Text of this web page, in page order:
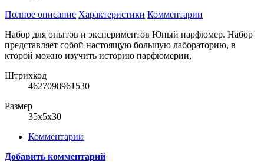
Полное описание Характеристики Комментарии
Набор для опытов и экспериментов Юный парфюмер. Набор
представляет собой настоящую большую лабораторию, в
кторой можно изучить историю парфюмерии,
Штрихкод
4627098961530
Размер
35x5x30
Комментарии
Добавить комментарий